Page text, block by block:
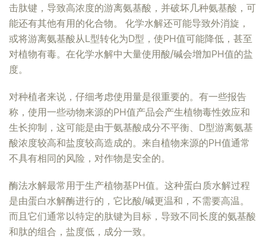
击肽键，导致高浓度的游离氨基酸，并破坏几种氨基酸，可
能还有其他有用的化合物。 化学水解还可能导致外消旋，
或将游离氨基酸从L型转化为D型，使PH值可能降低，甚至
对植物有毒。在化学水解中大量使用酸/碱会增加PH值的盐
度。
对种植者来说，仔细考虑使用量是很重要的。有一些报告
称，使用一些动物来源的PH值产品会产生植物毒性效应和
生长抑制，这可能是由于氨基酸成分不平衡、D型游离氨基
酸浓度较高和盐度较高造成的。来自植物来源的PH值通常
不具有相同的风险，对作物是安全的。
酶法水解最常用于生产植物基PH值。这种蛋白质水解过程
是由蛋白水解酶进行的，它比酸/碱更温和，不需要高温。
而且它们通常以特定的肽键为目标，导致不同长度的氨基酸
和肽的组合，盐度低，成分一致。